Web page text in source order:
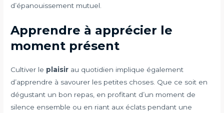
d’épanouissement mutuel.
Apprendre à apprécier le
moment présent
Cultiver le plaisir au quotidien implique également
d’apprendre à savourer les petites choses. Que ce soit en
dégustant un bon repas, en profitant d’un moment de
silence ensemble ou en riant aux éclats pendant une